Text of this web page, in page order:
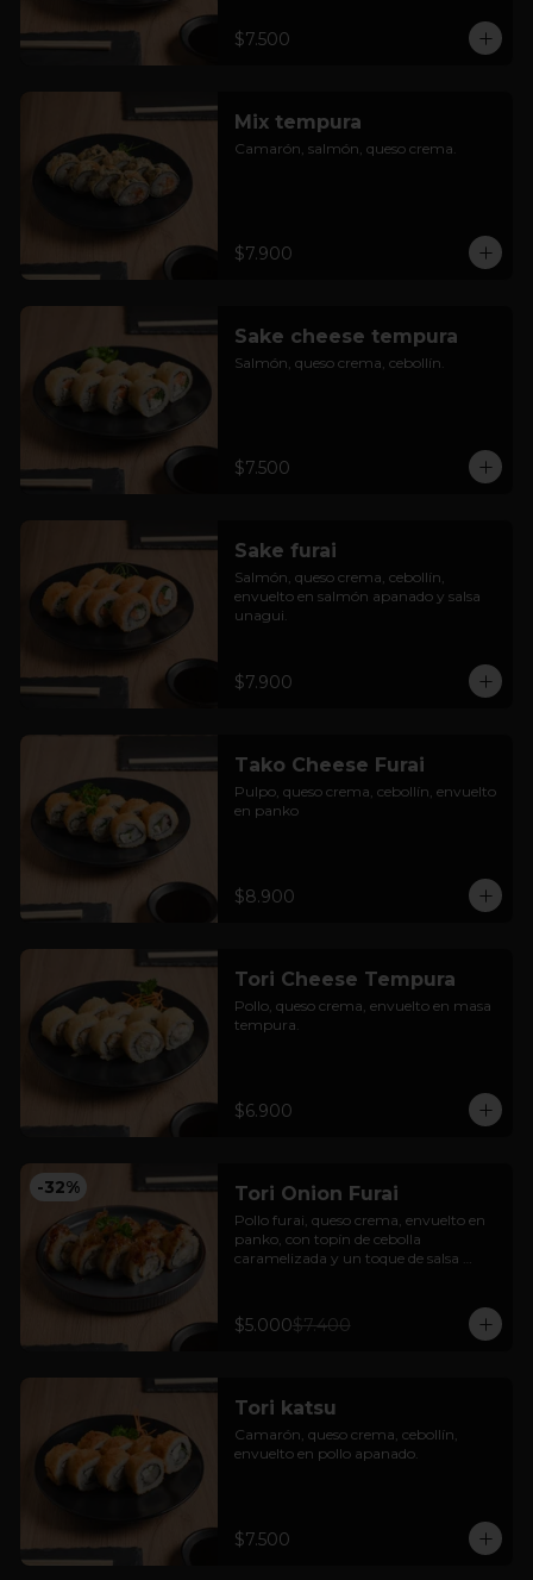
$7.500
Mix tempura
Camarón, salmón, queso crema.
$7.900
Sake cheese tempura
Salmón, queso crema, cebollín.
$7.500
Sake furai
Salmón, queso crema, cebollín,
envuelto en salmón apanado y salsa
unagui.
$7.900
Tako Cheese Furai
Pulpo, queso crema, cebollín, envuelto
en panko
$8.900
Tori Cheese Tempura
Pollo, queso crema, envuelto en masa
tempura.
$6.900
-32% Tori Onion Furai
Pollo furai, queso crema, envuelto en
panko, con topín de cebolla
caramelizada y un toque de salsa
$5.000$7.400
Tori katsu
Camarón, queso crema, cebollín,
envuelto en pollo apanado.
$7.500